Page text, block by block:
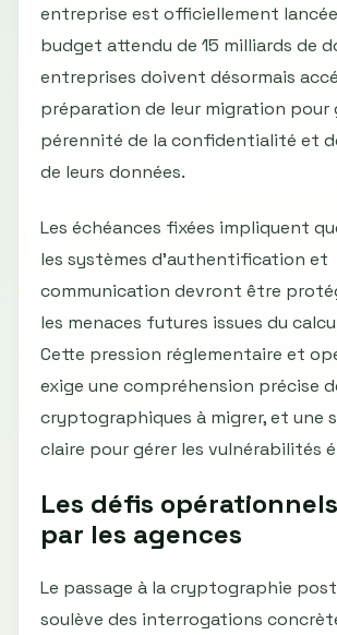
entreprise est officiellement
budget attendu de 15 milliards de
entreprises doivent désormais
préparation de leur migration pour
pérennité de la confidentialité et
de leurs données.
Les échéances fixées impliquent
les systèmes d’authentification et
communication devront être
les menaces futures issues du
Cette pression réglementaire et
exige une compréhension précise
cryptographiques à migrer, et une
claire pour gérer les vulnérabilités
Les défis
par les agences
Le passage à la cryptographie
soulève des interrogations